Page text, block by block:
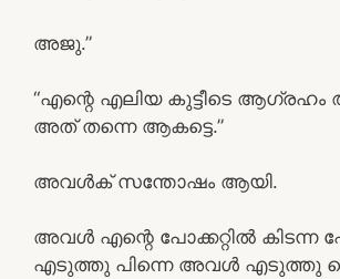
അജു.”
“എന്റെ എലിയ കുട്ടീടെ
അത് തന്നെ ആകട്ടെ.”
അവൾക് സന്തോഷം ആയി.
അവൾ എന്റെ പോക്കറ്റിൽ
എടുത്തു പിന്നെ അവൾ എടുത്തു